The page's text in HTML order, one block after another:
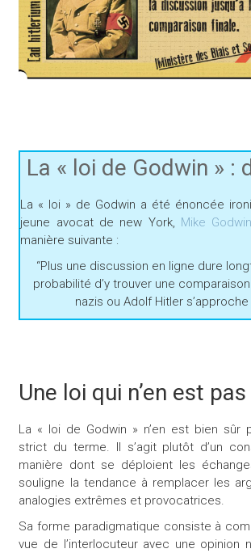
La « loi de Godwin » :
La « loi » de Godwin a été énoncée
jeune avocat de new York, Mike Godwin
manière suivante :
“Plus une discussion en ligne dure
probabilité d’y trouver une
nazis ou Adolf Hitler s’approche
Une loi qui n’en est
La « loi de Godwin » n’en est bien sûr
strict du terme. Il s’agit plutôt d’un
manière dont se déploient les
souligne la tendance à remplacer les
analogies extrêmes et provocatrices.
Sa forme paradigmatique consiste à
vue de l’interlocuteur avec une opinion